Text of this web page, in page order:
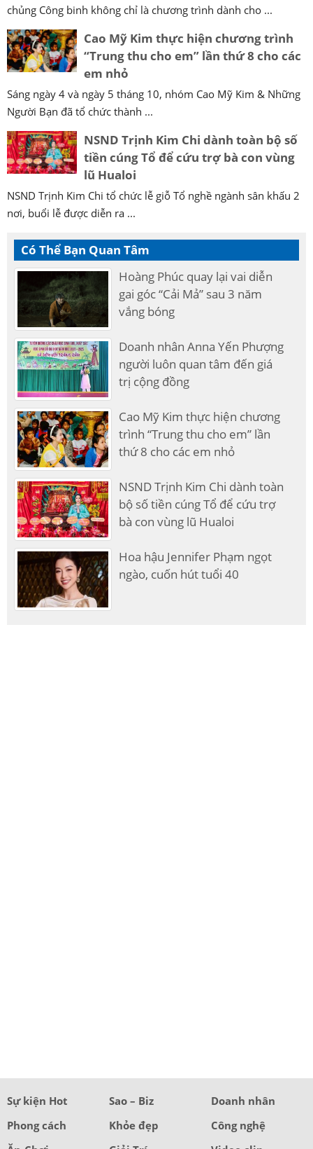
chủng Công binh không chỉ là chương trình dành cho ...
Cao Mỹ Kim thực hiện chương trình
“Trung thu cho em” lần thứ 8 cho các
em nhỏ
Sáng ngày 4 và ngày 5 tháng 10, nhóm Cao Mỹ Kim & Những
Người Bạn đã tổ chức thành ...
NSND Trịnh Kim Chi dành toàn bộ số
tiền cúng Tổ để cứu trợ bà con vùng
lũ Hualoi
NSND Trịnh Kim Chi tổ chức lễ giỗ Tổ nghề ngành sân khấu 2
nơi, buổi lễ được diễn ra ...
Có Thể Bạn Quan Tâm
Hoàng Phúc quay lại vai diễn
gai góc “Cải Mả” sau 3 năm
vắng bóng
Doanh nhân Anna Yến Phượng
người luôn quan tâm đến giá
trị cộng đồng
Cao Mỹ Kim thực hiện chương
trình “Trung thu cho em” lần
thứ 8 cho các em nhỏ
NSND Trịnh Kim Chi dành toàn
bộ số tiền cúng Tổ để cứu trợ
bà con vùng lũ Hualoi
Hoa hậu Jennifer Phạm ngọt
ngào, cuốn hút tuổi 40
Sự kiện Hot Sao – Biz
Doanh nhân
Phong cách
Khỏe đẹp
Công nghệ